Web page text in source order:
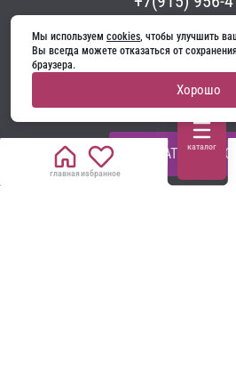
главнаяизбранное
каталог
telegram
ОБРАТНЫЙ
Мы используем cookies, чтобы улучшить
Вы всегда можете отказаться от
браузера.
Хорошо